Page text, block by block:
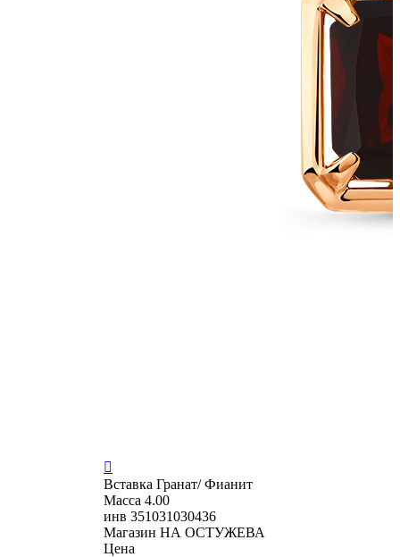

Вставка Гранат/ Фианит
Масса 4.00
инв 351031030436
Магазин НА ОСТУЖЕВА
Цена